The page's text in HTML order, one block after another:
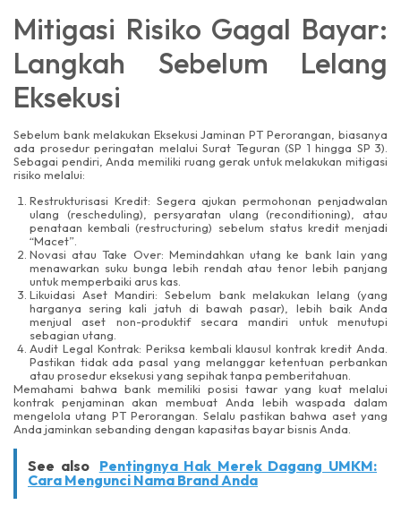
Mitigasi Risiko Gagal Bayar:
Langkah Sebelum Lelang
Eksekusi
Sebelum bank melakukan Eksekusi Jaminan PT Perorangan, biasanya
ada prosedur peringatan melalui Surat Teguran (SP 1 hingga SP 3).
Sebagai pendiri, Anda memiliki ruang gerak untuk melakukan mitigasi
risiko melalui:
Restrukturisasi Kredit: Segera ajukan permohonan penjadwalan
ulang (rescheduling), persyaratan ulang (reconditioning), atau
penataan kembali (restructuring) sebelum status kredit menjadi
“Macet”.
Novasi atau Take Over: Memindahkan utang ke bank lain yang
menawarkan suku bunga lebih rendah atau tenor lebih panjang
untuk memperbaiki arus kas.
Likuidasi Aset Mandiri: Sebelum bank melakukan lelang (yang
harganya sering kali jatuh di bawah pasar), lebih baik Anda
menjual aset non-produktif secara mandiri untuk menutupi
sebagian utang.
Audit Legal Kontrak: Periksa kembali klausul kontrak kredit Anda.
Pastikan tidak ada pasal yang melanggar ketentuan perbankan
atau prosedur eksekusi yang sepihak tanpa pemberitahuan.
Memahami bahwa bank memiliki posisi tawar yang kuat melalui
kontrak penjaminan akan membuat Anda lebih waspada dalam
mengelola utang PT Perorangan. Selalu pastikan bahwa aset yang
Anda jaminkan sebanding dengan kapasitas bayar bisnis Anda.
See also
Pentingnya Hak Merek Dagang UMKM:
Cara Mengunci Nama Brand Anda